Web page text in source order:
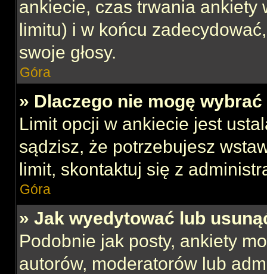
ankiecie, czas trwania ankiety
limitu) i w końcu
swoje głosy.
Góra
» Dlaczego nie mogę
Limit opcji w ankiecie jest
sądzisz, że potrzebujesz
limit, skontaktuj się z
Góra
» Jak wyedytować lub
Podobnie jak posty, ankiety
autorów, moderatorów lub